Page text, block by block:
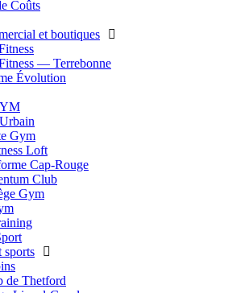
Coûts
et boutiques
— Terrebonne
Évolution
Gym
Loft
Cap-Rouge
Club
Gym
sports
de Thetford